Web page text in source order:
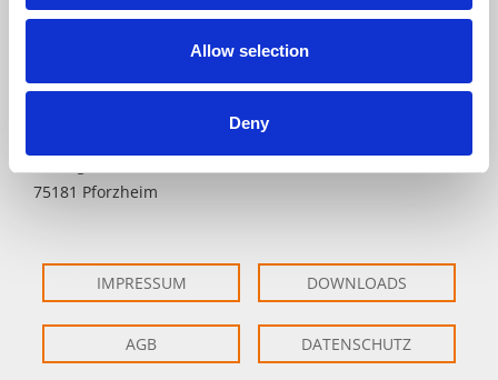
Allow selection
Deny
Fon: +49 (0)7231-6097-0
info@lacher-praezision.de
Erich Lacher Präzisionsteile GmbH & Co. KG
75181 Pforzheim
IMPRESSUM DOWNLOADS
AGB DATENSCHUTZ